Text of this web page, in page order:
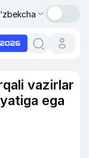
vazirlar
ega